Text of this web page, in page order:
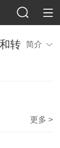
转
简介
更多 >